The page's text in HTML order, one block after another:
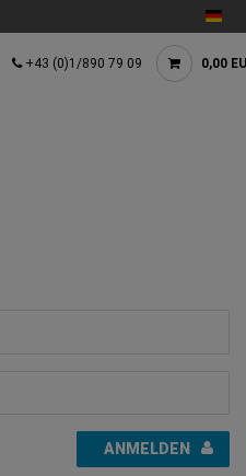
+43 (0)1/890 79 09 0,00
ANMELDEN